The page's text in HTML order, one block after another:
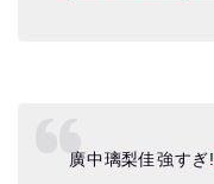
廣中璃梨佳強すぎ!